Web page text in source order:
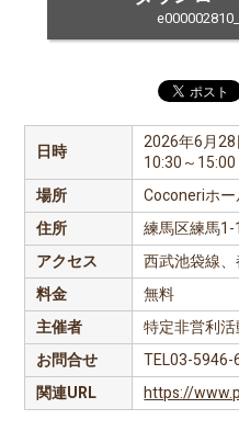
日時
2026年6月28
10:30～15:00
場所
Coconeriホ
住所
練馬区練馬
アクセス
西武池袋線
料金
無料
主催者
特定非営利
お問合せ
TEL03-
関連URL
https://